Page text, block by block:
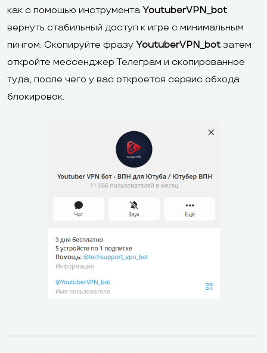
как с помощью инструмента YoutuberVPN_bot
вернуть стабильный доступ к игре с минимальным
пингом. Скопируйте фразу YoutuberVPN_bot затем
откройте мессенджер Телеграм и скопированное
туда, после чего у вас откроется сервис обхода
блокировок.